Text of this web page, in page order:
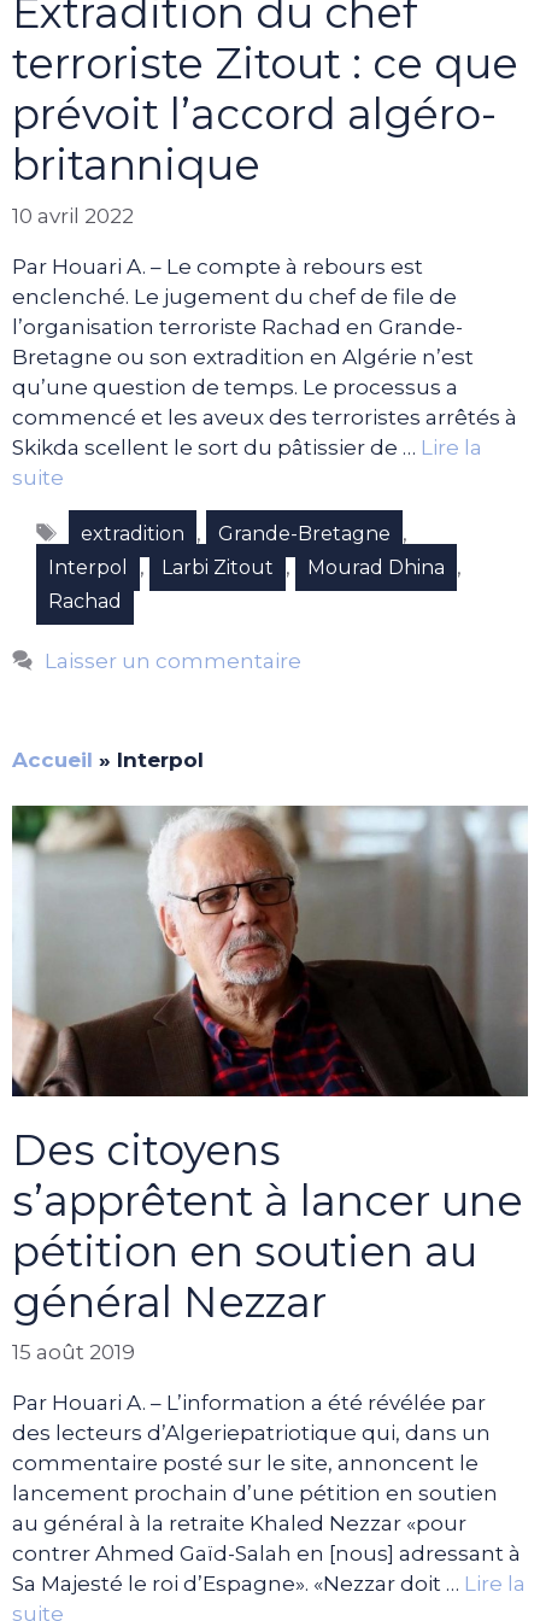
Extradition du chef
terroriste Zitout : ce que
prévoit l’accord algéro-
britannique
10 avril 2022
Par Houari A. – Le compte à rebours est
enclenché. Le jugement du chef de file de
l’organisation terroriste Rachad en Grande-
Bretagne ou son extradition en Algérie n’est
qu’une question de temps. Le processus a
commencé et les aveux des terroristes arrêtés à
Skikda scellent le sort du pâtissier de … Lire la
suite
Étiquettes
extradition , Grande-Bretagne ,
Interpol , Larbi Zitout , Mourad Dhina ,
Rachad
Laisser un commentaire
Accueil » Interpol
Des citoyens
s’apprêtent à lancer une
pétition en soutien au
général Nezzar
15 août 2019
Par Houari A. – L’information a été révélée par
des lecteurs d’Algeriepatriotique qui, dans un
commentaire posté sur le site, annoncent le
lancement prochain d’une pétition en soutien
au général à la retraite Khaled Nezzar «pour
contrer Ahmed Gaïd-Salah en [nous] adressant à
Sa Majesté le roi d’Espagne». «Nezzar doit … Lire la
suite